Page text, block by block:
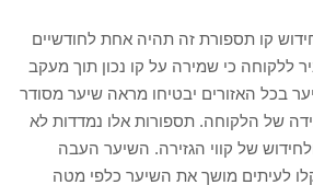
קו תספורת זה תהיה אחת לחודשיים
ללקוחה כי שמירה על קו נכון תוך מעקב
בכל האזורים יבטיחו מראה שיער מסודר
של הלקוחה. תספורות אלו נמדדות לא
של קווי הגזירה. השיער העבה
לעיתים מושך את השיער כלפי מטה